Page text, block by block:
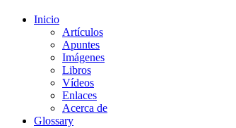
Inicio
Artículos
Apuntes
Imágenes
Libros
Vídeos
Enlaces
Acerca de
Glossary